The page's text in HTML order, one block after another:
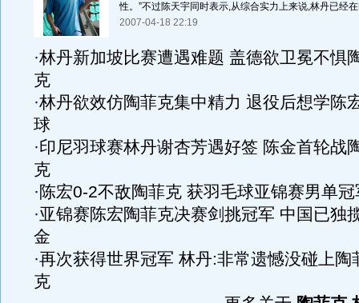
性。”不过陈天宇同时表示,从综合实力上来说,林丹已经
2007-04-18 22:19
·林丹新加坡比赛遭遇难题 盖德欲卫冕不惧
克
·林丹欲效仿陶菲克集中精力 退役后想学陈
球
·印尼羽球赛林丹谢杏芳遇好签 陈金首轮战
克
·陈宏0-2不敌陶菲克 获羽毛球亚锦赛男单冠
·亚锦赛陈宏陶菲克决赛剑挑冠军 中国已独
金
·再次获得世界冠军 林丹:非常遗憾没碰上陶
克